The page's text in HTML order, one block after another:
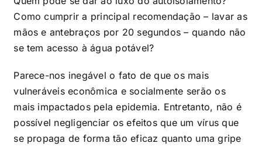
Como cumprir a principal recomendação – lavar as
mãos e antebraços por 20 segundos – quando não
se tem acesso à água potável?
Parece-nos inegável o fato de que os mais
vulneráveis econômica e socialmente serão os
mais impactados pela epidemia. Entretanto, não é
possível negligenciar os efeitos que um vírus que
se propaga de forma tão eficaz quanto uma gripe